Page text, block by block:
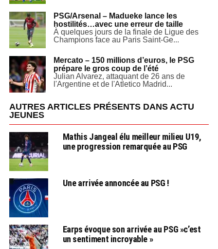
PSG/Arsenal – Madueke lance les
hostilités…avec une erreur de taille
À quelques jours de la finale de Ligue des
Champions face au Paris Saint-Ge...
Mercato – 150 millions d’euros, le PSG
prépare le gros coup de l’été
Julian Alvarez, attaquant de 26 ans de
l'Argentine et de l'Atletico Madrid...
AUTRES ARTICLES PRÉSENTS DANS ACTU
JEUNES
Mathis Jangeal élu meilleur milieu U19,
une progression remarquée au PSG
Une arrivée annoncée au PSG !
Earps évoque son arrivée au PSG »c’est
un sentiment incroyable »